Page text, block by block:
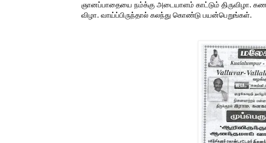
ஞானப்பாதையை நம்க்கு அடையாளம் காட்டும் திருவிழா.
விழா. வாய்ப்பிருந்தால் கலந்து கொண்டு பயன்பெறுங்கள்.